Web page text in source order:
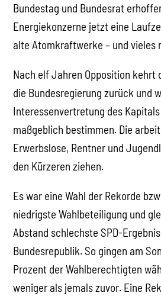
Bundestag und Bundesrat
Energiekonzerne jetzt eine
alte Atomkraftwerke – und vieles
Nach elf Jahren Opposition kehrt
die Bundesregierung zurück und
Interessenvertretung des
maßgeblich bestimmen. Die
Erwerbslose, Rentner und
den Kürzeren ziehen.
Es war eine Wahl der Rekorde
niedrigste Wahlbeteiligung und
Abstand schlechste SPD-
Bundesrepublik. So gingen am
Prozent der Wahlberechtigten
weniger als jemals zuvor. Eine